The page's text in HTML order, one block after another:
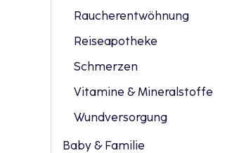
Raucherentwöhnung
Reiseapotheke
Schmerzen
Vitamine & Mineralstoffe
Wundversorgung
Baby & Familie